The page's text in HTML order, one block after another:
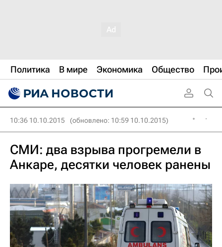
Политика В мире Экономика Общество
10:36 10.10.2015 (обновлено: 10:59 10.10.2015)
СМИ: два взрыва прогремели в
Анкаре, десятки человек ранены